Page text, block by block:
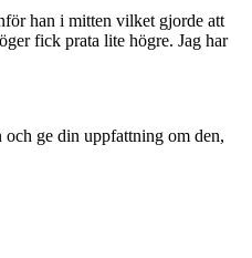
han i mitten vilket gjorde att
fick prata lite högre. Jag har
ge din uppfattning om den,